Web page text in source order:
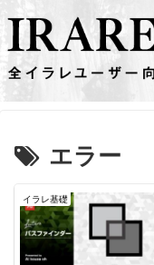
エラー
イラレ基礎